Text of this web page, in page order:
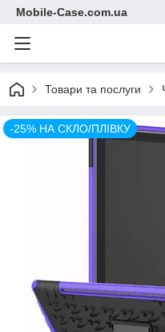
Mobile-Case.com.ua
Товари та послуги
-25% НА СКЛО/ПЛІВКУ